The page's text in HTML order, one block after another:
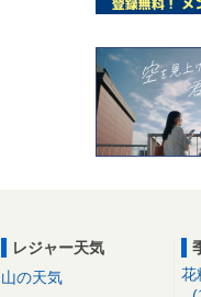
レジャー天気
山の天気
花